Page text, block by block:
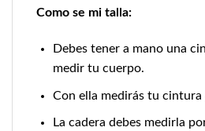
Como se mi talla:
Debes tener a mano una
medir tu cuerpo.
Con ella medirás tu cintura
La cadera debes medirla